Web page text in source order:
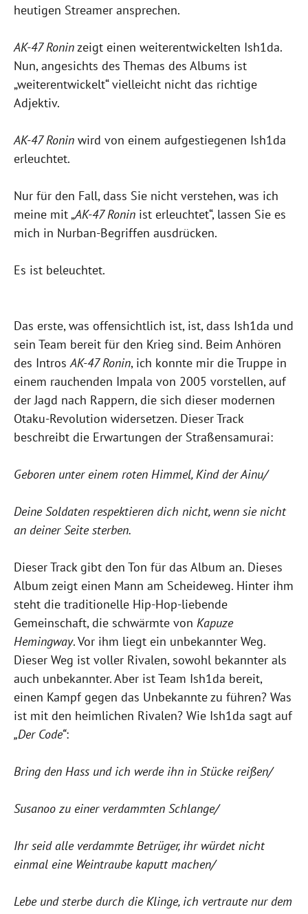
heutigen Streamer ansprechen.
AK-47 Roninzeigt einen weiterentwickelten Ish1da.
Nun, angesichts des Themas des Albums ist
„weiterentwickelt“ vielleicht nicht das richtige
Adjektiv.
AK-47 Ronin wird von einem aufgestiegenen Ish1da
erleuchtet.
Nur für den Fall, dass Sie nicht verstehen, was ich
meine mit „AK-47 Ronin ist erleuchtet“, lassen Sie es
mich in Nurban-Begriffen ausdrücken.
Es ist beleuchtet.
Das erste, was offensichtlich ist, ist, dass Ish1da und
sein Team bereit für den Krieg sind. Beim Anhören
des IntrosAK-47 Ronin, ich konnte mir die Truppe in
einem rauchenden Impala von 2005 vorstellen, auf
der Jagd nach Rappern, die sich dieser modernen
Otaku-Revolution widersetzen. Dieser Track
beschreibt die Erwartungen der Straßensamurai:
Geboren unter einem roten Himmel, Kind der Ainu/
Deine Soldaten respektieren dich nicht, wenn sie nicht
an deiner Seite sterben.
Dieser Track gibt den Ton für das Album an. Dieses
Album zeigt einen Mann am Scheideweg. Hinter ihm
steht die traditionelle Hip-Hop-liebende
Gemeinschaft, die schwärmte von Kapuze
Hemingway. Vor ihm liegt ein unbekannter Weg.
Dieser Weg ist voller Rivalen, sowohl bekannter als
auch unbekannter. Aber ist Team Ish1da bereit,
einen Kampf gegen das Unbekannte zu führen? Was
ist mit den heimlichen Rivalen? Wie Ish1da sagt auf
„Der Code“:
Bring den Hass und ich werde ihn in Stücke reißen/
Susanoo zu einer verdammten Schlange/
Ihr seid alle verdammte Betrüger, ihr würdet nicht
einmal eine Weintraube kaputt machen/
Lebe und sterbe durch die Klinge, ich vertraute nur dem